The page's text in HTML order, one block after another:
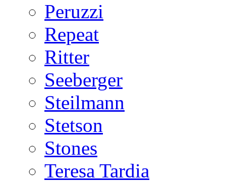
Peruzzi
Repeat
Ritter
Seeberger
Steilmann
Stetson
Stones
Teresa Tardia